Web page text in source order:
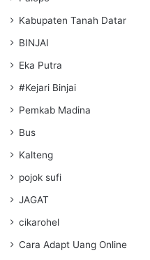
Kabupaten Tanah Datar
BINJAI
Eka Putra
#Kejari Binjai
Pemkab Madina
Bus
Kalteng
pojok sufi
JAGAT
cikarohel
Cara Adapt Uang Online